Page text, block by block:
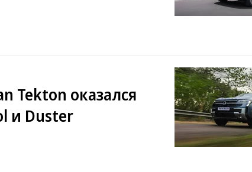
Tekton оказался
и Duster